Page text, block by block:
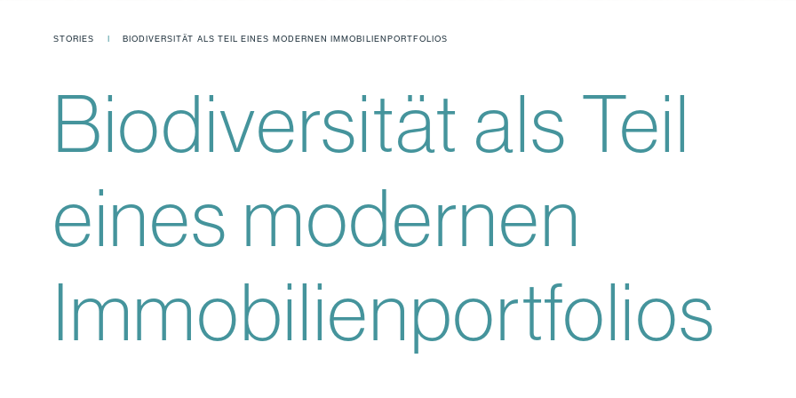
STORIES BIODIVERSITÄT ALS TEIL EINES MODERNEN IMMOBILIEN­PORTFOLIOS
Biodiversität als Teil
eines modernen
Immobilien­portfolios